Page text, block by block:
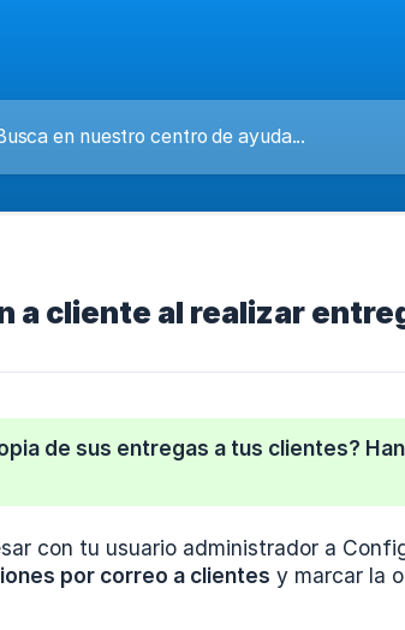
a cliente al realizar
de sus entregas a tus clientes?
con tu usuario administrador a
por correo a clientes y marcar la